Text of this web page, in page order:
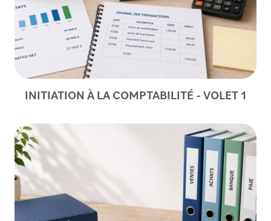
INITIATION À LA COMPTABILITÉ - VOLET 1